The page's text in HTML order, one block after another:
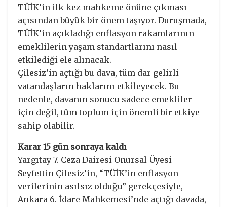
TÜİK’in ilk kez mahkeme önüne çıkması
açısından büyük bir önem taşıyor. Duruşmada,
TÜİK’in açıkladığı enflasyon rakamlarının
emeklilerin yaşam standartlarını nasıl
etkilediği ele alınacak.
Çilesiz’in açtığı bu dava, tüm dar gelirli
vatandaşların haklarını etkileyecek. Bu
nedenle, davanın sonucu sadece emekliler
için değil, tüm toplum için önemli bir etkiye
sahip olabilir.
Karar 15 gün sonraya kaldı
Yargıtay 7. Ceza Dairesi Onursal Üyesi
Seyfettin Çilesiz’in, “TÜİK’in enflasyon
verilerinin asılsız olduğu” gerekçesiyle,
Ankara 6. İdare Mahkemesi’nde açtığı davada,